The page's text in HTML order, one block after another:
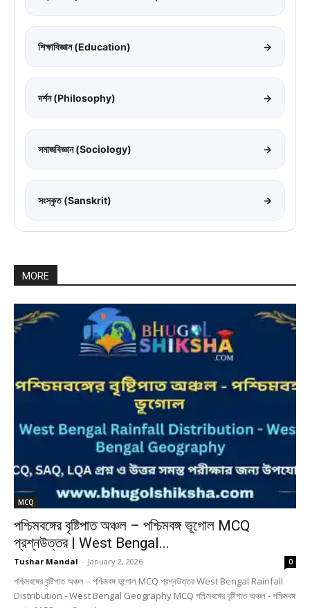
শিক্ষাবিজ্ঞান (Education) →
দর্শন (Philosophy) →
সমাজবিজ্ঞান (Sociology) →
সংস্কৃত (Sanskrit) →
MORE
MCQ
পশ্চিমবঙ্গের বৃষ্টিপাত অঞ্চল – পশ্চিমবঙ্গ ভূগোল MCQ
প্রশ্নউত্তর | West Bengal...
Tushar Mandal - January 2, 2026 0
পশ্চিমবঙ্গের বৃষ্টিপাত অঞ্চল – পশ্চিমবঙ্গ ভূগোল MCQ প্রশ্নউত্তর West Bengal Rainfall
Distribution - West Bengal Geography MCQ পশ্চিমবঙ্গের বৃষ্টিপাত অঞ্চল - পশ্চিমবঙ্গ